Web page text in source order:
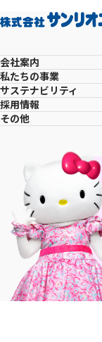
会社案内
私たちの事業
サステナビリティ
採用情報
その他